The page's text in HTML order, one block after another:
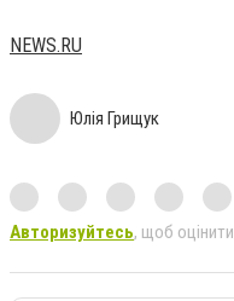
NEWS.RU
Юлія Грищук
Авторизуйтесь, щоб оцінити